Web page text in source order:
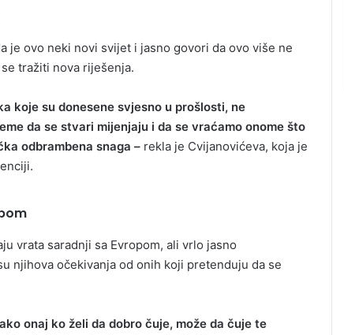
je ovo neki novi svijet i jasno govori da ovo više ne
tražiti nova riješenja.
koje su donesene svjesno u prošlosti, ne
da se stvari mijenjaju i da se vraćamo onome što
odbrambena snaga – rekla je Cvijanovićeva, koja je
vrata saradnji sa Evropom, ali vrlo jasno
njihova očekivanja od onih koji pretenduju da se
onaj ko želi da dobro čuje, može da čuje te